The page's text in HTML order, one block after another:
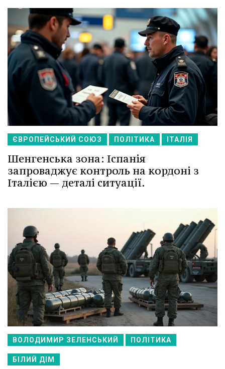
ЄВРОПЕЙСЬКИЙ СОЮЗ ПОЛІТИКА ІТАЛІЯ
Шенгенська зона: Іспанія
запроваджує контроль на кордоні з
Італією — деталі ситуації.
ВОЛОДИМИР ЗЕЛЕНСЬКИЙ ПОЛІТИКА
БІЛИЙ ДІМ